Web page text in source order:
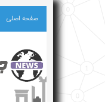
صفحه اصلی